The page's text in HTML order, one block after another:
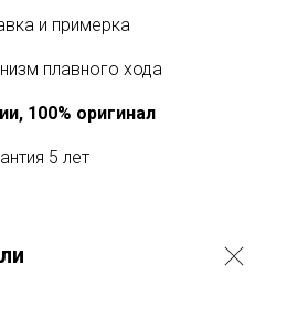
и примерка
плавного хода
100% оригинал
5 лет